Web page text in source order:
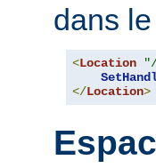
dans
<Location
</Location>